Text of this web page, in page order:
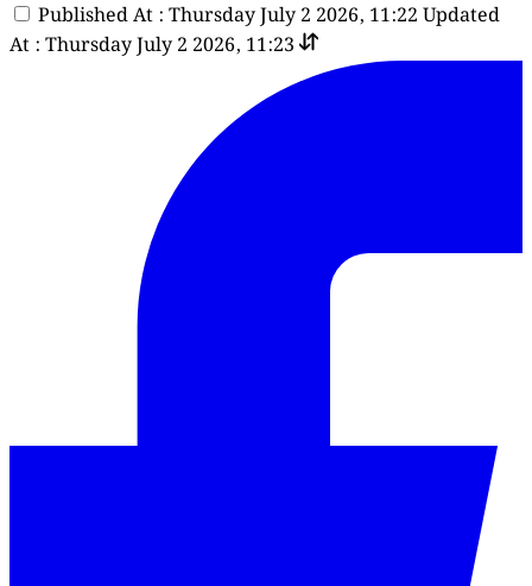
Published At : Thursday July 2 2026, 11:22 Updated
At : Thursday July 2 2026, 11:23